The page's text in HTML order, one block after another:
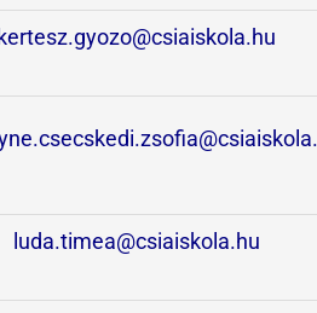
kertesz.gyozo@csiaiskola.hu
luda.timea@csiaiskola.hu